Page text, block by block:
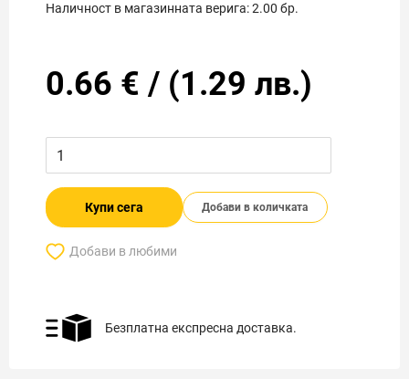
Наличност в магазинната верига:2.00 бр.
0.66 € / (1.29 лв.)
Купи сега Добави в количката
Добави в любими
Безплатна експресна доставка.